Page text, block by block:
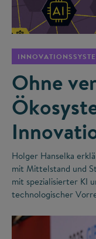
Ohne
Holger Hanselka
mit Mittelstand und
mit spezialisierter KI
technologischer